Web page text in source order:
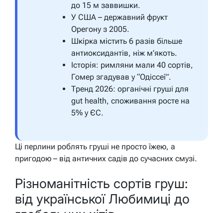
до 15 м заввишки.
У США – державний фрукт
Орегону з 2005.
Шкірка містить 6 разів більше
антиоксидантів, ніж м’якоть.
Історія: римляни мали 40 сортів,
Гомер згадував у “Одіссеї”.
Тренд 2026: органічні груші для
gut health, споживання росте на
5% у ЄС.
Ці перлини роблять груші не просто їжею, а
пригодою – від античних садів до сучасних смузі.
Різноманітність сортів груш:
від української Любимиці до